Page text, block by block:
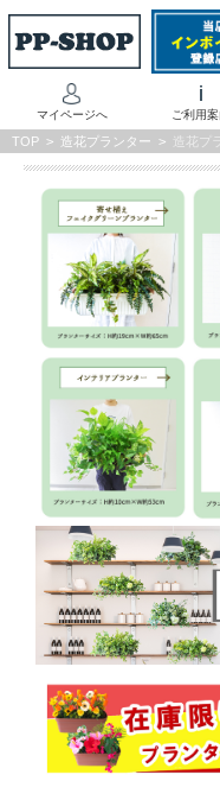
マイページへ
i
ご利用
TOP > 造花プランター > 造花プ